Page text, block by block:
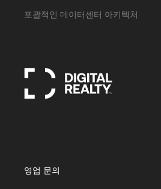
포괄적인 데이터센터 아키텍처
영업 문의